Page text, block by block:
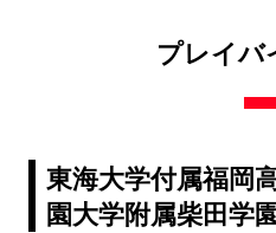
プレイバ
東海大学付属福岡
園大学附属柴田学